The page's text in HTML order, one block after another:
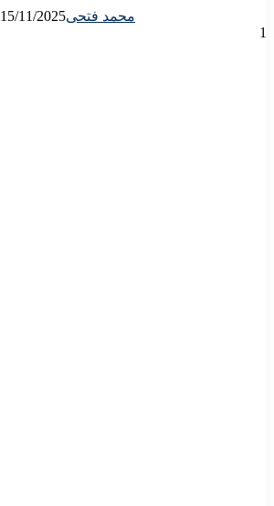
محمد فتحى15/11/2025
1